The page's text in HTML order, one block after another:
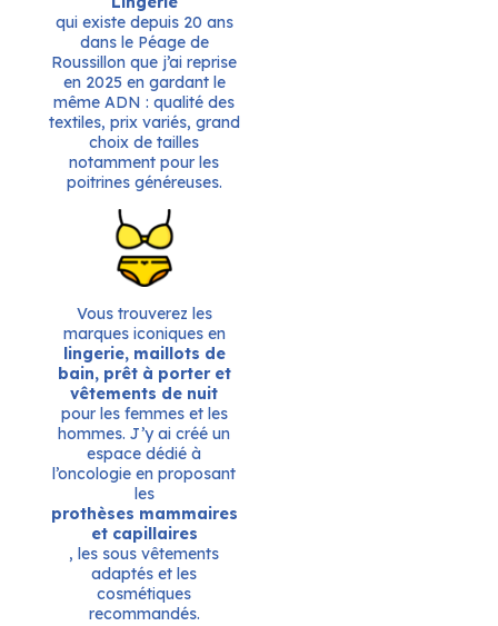
qui existe depuis 20 ans
dans le Péage de
Roussillon que j’ai reprise
en 2025 en gardant le
même ADN : qualité des
textiles, prix variés, grand
choix de tailles
notamment pour les
poitrines généreuses.
Vous trouverez les
marques iconiques en
lingerie, maillots de
bain, prêt à porter et
vêtements de nuit
pour les femmes et les
hommes. J’y ai créé un
espace dédié à
l’oncologie en proposant
les
prothèses mammaires
et capillaires
, les sous vêtements
adaptés et les
cosmétiques
recommandés.